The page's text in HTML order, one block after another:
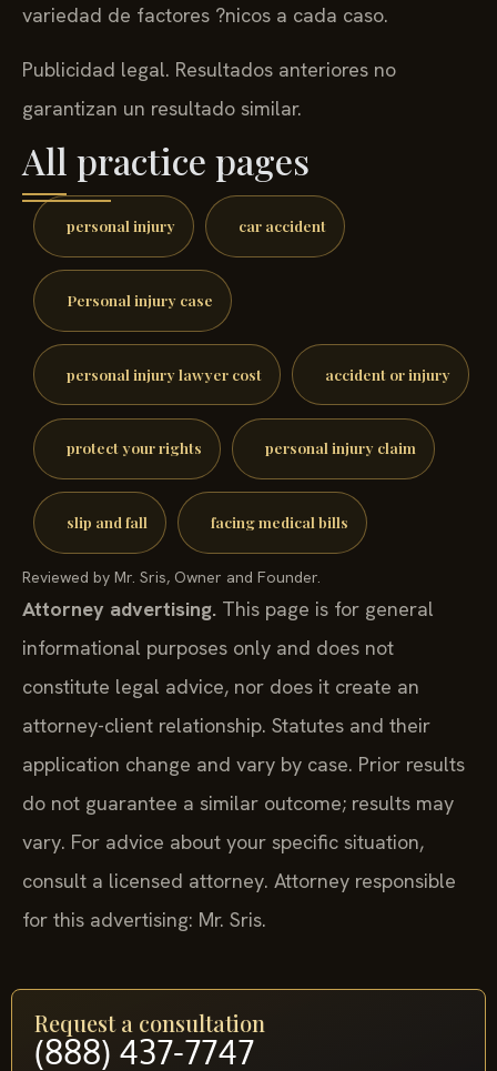
variedad de factores ?nicos a cada caso.
Publicidad legal. Resultados anteriores no
garantizan un resultado similar.
All practice pages
personal injury car accident
Personal injury case
personal injury lawyer cost accident or injury
protect your rights personal injury claim
slip and fall facing medical bills
Reviewed by Mr. Sris, Owner and Founder.
Attorney advertising. This page is for general
informational purposes only and does not
constitute legal advice, nor does it create an
attorney-client relationship. Statutes and their
application change and vary by case. Prior results
do not guarantee a similar outcome; results may
vary. For advice about your specific situation,
consult a licensed attorney. Attorney responsible
for this advertising: Mr. Sris.
Request a consultation
(888) 437-7747